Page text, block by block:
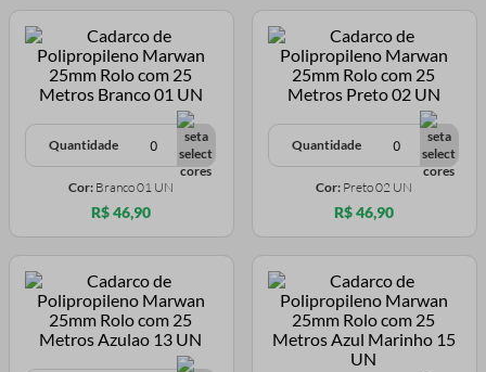
Quantidade
Cor: Branco 01 UN
R$ 46,90
Quantidade
Cor: Preto 02 UN
R$ 46,90